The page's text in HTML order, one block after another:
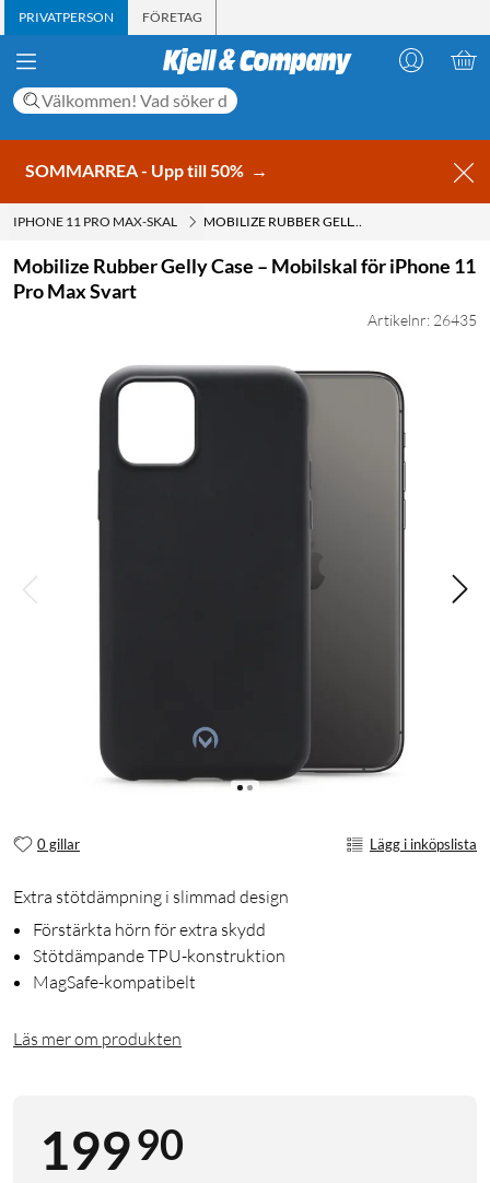
PRIVATPERSON FÖRETAG
SOMMARREA - Upp till 50% →
IPHONE 11 PRO MAX-SKAL MOBILIZE RUBBER GELLY CASE – MOBILSKAL FÖR IPHONE 11 PRO MAX SVART
Mobilize Rubber Gelly Case – Mobilskal för iPhone 11
Pro Max Svart
Artikelnr: 26435
0 gillar Lägg i inköpslista
Extra stötdämpning i slimmad design
Förstärkta hörn för extra skydd
Stötdämpande TPU-konstruktion
MagSafe-kompatibelt
Läs mer om produkten
19990